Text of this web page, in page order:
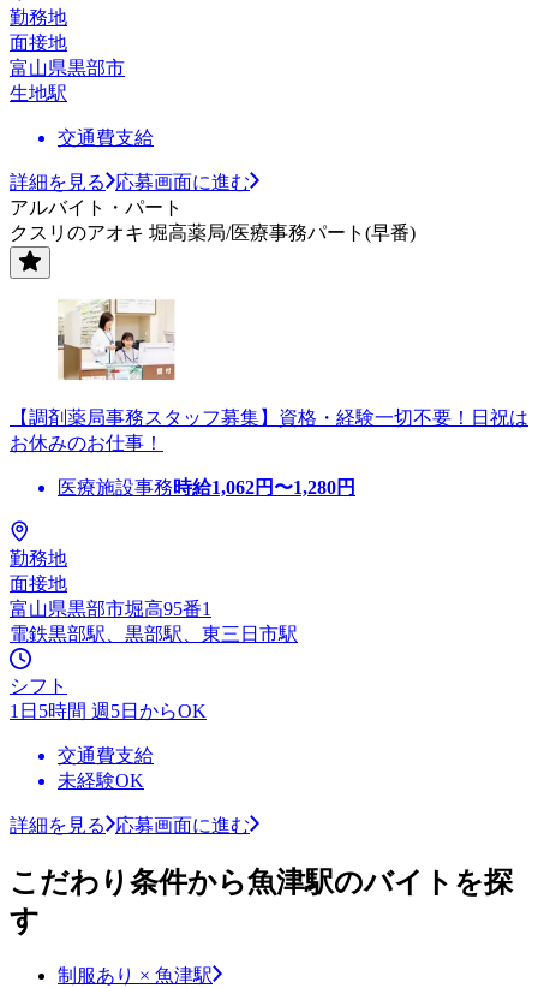
勤務地
面接地
富山県黒部市
生地駅
交通費支給
詳細を見る
応募画面に進む
アルバイト・パート
クスリのアオキ 堀高薬局/医療事務パート(早番)
【調剤薬局事務スタッフ募集】資格・経験一切不要！日祝は
お休みのお仕事！
医療施設事務時給1,062円〜1,280円
勤務地
面接地
富山県黒部市堀高95番1
電鉄黒部駅、黒部駅、東三日市駅
シフト
1日5時間 週5日からOK
交通費支給
未経験OK
詳細を見る 応募画面に進む
こだわり条件から魚津駅のバイトを探
す
制服あり × 魚津駅